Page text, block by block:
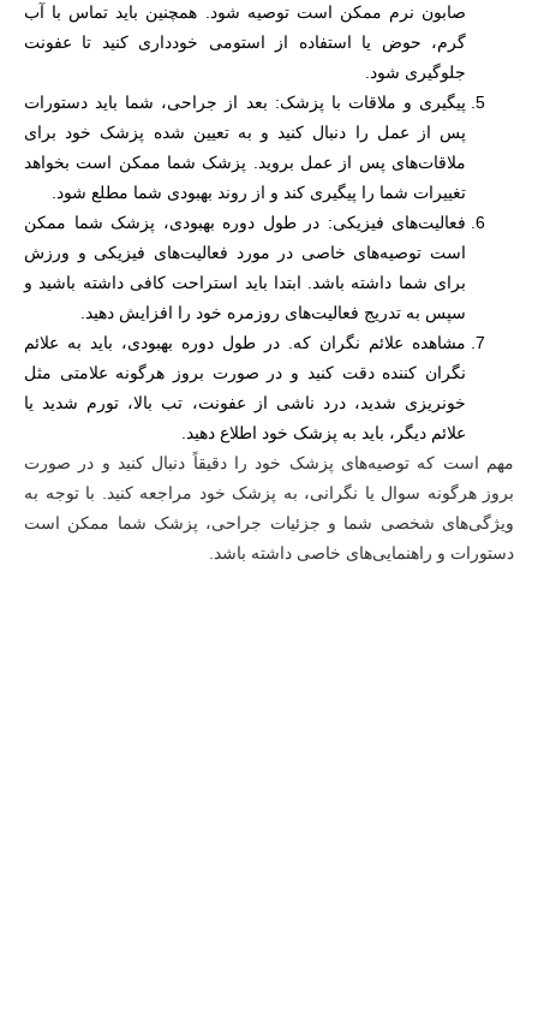
صابون نرم ممکن است توصیه شود. همچنین باید تماس با آب
گرم، حوض یا استفاده از استومی خودداری کنید تا عفونت
جلوگیری شود.
پیگیری و ملاقات با پزشک: بعد از جراحی، شما باید دستورات
پس از عمل را دنبال کنید و به تعیین شده پزشک خود برای
ملاقات‌های پس از عمل بروید. پزشک شما ممکن است بخواهد
تغییرات شما را پیگیری کند و از روند بهبودی شما مطلع شود.
فعالیت‌های فیزیکی: در طول دوره بهبودی، پزشک شما ممکن
است توصیه‌های خاصی در مورد فعالیت‌های فیزیکی و ورزش
برای شما داشته باشد. ابتدا باید استراحت کافی داشته باشید و
سپس به تدریج فعالیت‌های روزمره خود را افزایش دهید.
مشاهده علائم نگران که. در طول دوره بهبودی، باید به علائم
نگران کننده دقت کنید و در صورت بروز هرگونه علامتی مثل
خونریزی شدید، درد ناشی از عفونت، تب بالا، تورم شدید یا
علائم دیگر، باید به پزشک خود اطلاع دهید.
مهم است که توصیه‌های پزشک خود را دقیقاً دنبال کنید و در صورت
بروز هرگونه سوال یا نگرانی، به پزشک خود مراجعه کنید. با توجه به
ویژگی‌های شخصی شما و جزئیات جراحی، پزشک شما ممکن است
دستورات و راهنمایی‌های خاصی داشته باشد.